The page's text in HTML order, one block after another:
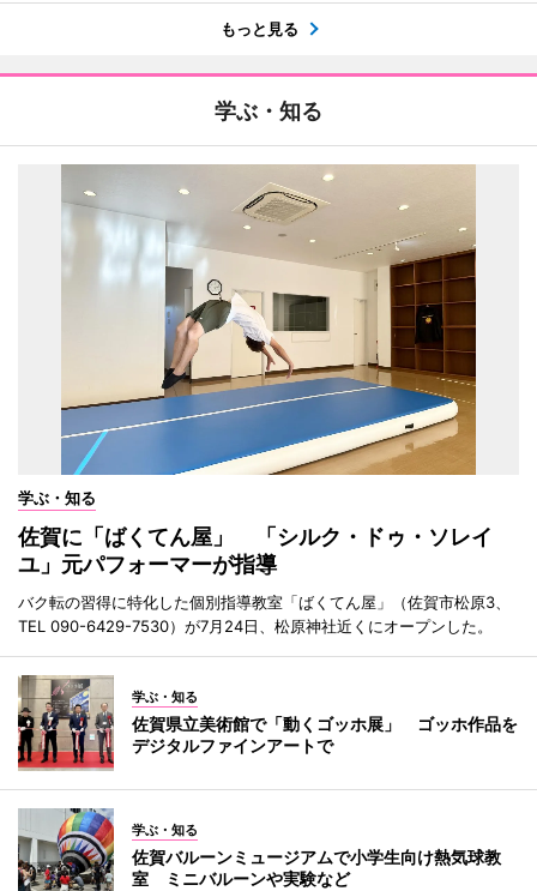
もっと見る
学ぶ・知る
学ぶ・知る
佐賀に「ばくてん屋」 「シルク・ドゥ・ソレイ
ユ」元パフォーマーが指導
バク転の習得に特化した個別指導教室「ばくてん屋」（佐賀市松原3、
TEL 090-6429-7530）が7月24日、松原神社近くにオープンした。
学ぶ・知る
佐賀県立美術館で「動くゴッホ展」 ゴッホ作品を
デジタルファインアートで
学ぶ・知る
佐賀バルーンミュージアムで小学生向け熱気球教
室 ミニバルーンや実験など